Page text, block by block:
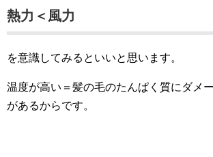
熱力＜風力
を意識してみるといいと思います。
温度が高い＝髪の毛のたんぱく質にダメ
があるからです。